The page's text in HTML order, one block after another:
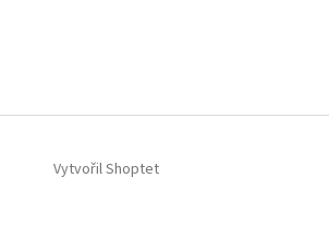
Vytvořil Shoptet